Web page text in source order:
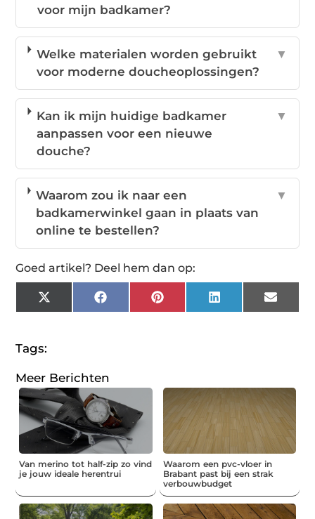
voor mijn badkamer?
Welke materialen worden gebruikt
voor moderne doucheoplossingen?
▼
Kan ik mijn huidige badkamer
aanpassen voor een nieuwe
douche?
▼
Waarom zou ik naar een
badkamerwinkel gaan in plaats van
online te bestellen?
▼
Goed artikel? Deel hem dan op:
X
(Twitter)
FacebookPinterestLinkedInEmail
Tags:
Meer Berichten
Van merino tot half-zip zo vind
je jouw ideale herentrui
Waarom een pvc-vloer in
Brabant past bij een strak
verbouwbudget